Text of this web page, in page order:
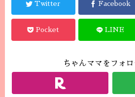
Twitter Facebook
Pocket LINE
ちゃんママをフォ